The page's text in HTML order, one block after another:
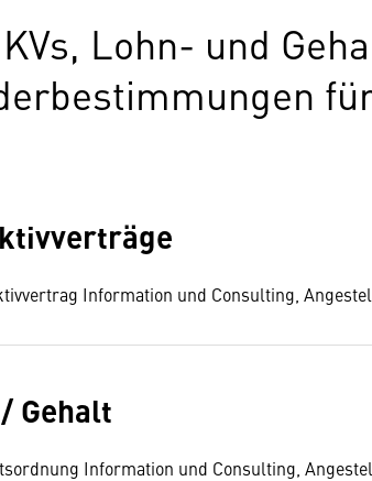
Lohn- und
Information und Consulting,
Gehalt
Information und Consulting,